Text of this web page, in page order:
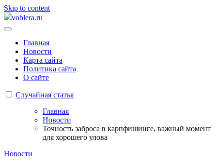
Skip to content
voblera.ru
Главная
Новости
Карта сайта
Политика сайта
О сайте
Случайная статья
Главная
Новости
Точность заброса в карпфишинге, важный момент
для хорошего улова
Новости